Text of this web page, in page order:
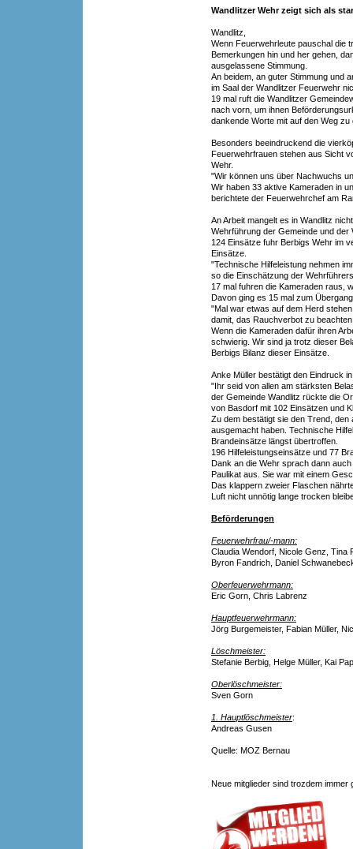
Wandlitzer Wehr zeigt sich als
Wandlitz,
Wenn Feuerwehrleute pauschal die
Bemerkungen hin und her gehen,
ausgelassene Stimmung.
An beidem, an guter Stimmung und
im Saal der Wandlitzer Feuerwehr
19 mal ruft die Wandlitzer
nach vorn, um ihnen
dankende Worte mit auf den Weg zu
Besonders beeindruckend die
Feuerwehrfrauen stehen aus Sicht
Wehr.
"Wir können uns über Nachwuchs
Wir haben 33 aktive Kameraden in
berichtete der Feuerwehrchef am
An Arbeit mangelt es in Wandlitz
Wehrführung der Gemeinde und der
124 Einsätze fuhr Berbigs Wehr im
Einsätze.
"Technische Hilfeleistung nehmen
so die Einschätzung der
17 mal fuhren die Kameraden raus,
Davon ging es 15 mal zum
"Mal war etwas auf dem Herd
damit, das Rauchverbot zu
Wenn die Kameraden dafür ihren
schwierig. Wir sind ja trotz dieser
Berbigs Bilanz dieser Einsätze.
Anke Müller bestätigt den Eindruck
"Ihr seid von allen am stärksten
der Gemeinde Wandlitz rückte die
von Basdorf mit 102 Einsätzen und
Zu dem bestätigt sie den Trend,
ausgemacht haben. Technische
Brandeinsätze längst übertroffen.
196 Hilfeleistungseinsätze und 77
Dank an die Wehr sprach dann
Paulikat aus. Sie war mit einem
Das klappern zweier Flaschen
Luft nicht unnötig lange trocken
Beförderungen
Feuerwehrfrau/-mann:
Claudia Wendorf, Nicole Genz, Tina
Byron Fandrich, Daniel
Oberfeuerwehrmann:
Eric Gorn, Chris Labrenz
Hauptfeuerwehrmann:
Jörg Burgemeister, Fabian Müller,
Löschmeister:
Stefanie Berbig, Helge Müller, Kai
Oberlöschmeister:
Sven Gorn
1. Hauptlöschmeister:
Andreas Gusen
Quelle: MOZ Bernau
Neue mitglieder sind trozdem immer